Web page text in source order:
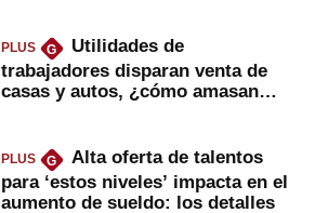
PLUS G
Utilidades de
trabajadores disparan venta de
casas y autos, ¿cómo amasan
PLUS G
Alta oferta de talentos
para ‘estos niveles’ impacta en el
aumento de sueldo: los detalles